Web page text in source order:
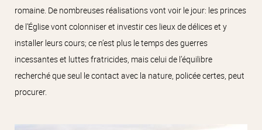
romaine. De nombreuses réalisations vont voir le jour: les princes
de l’Église vont colonniser et investir ces lieux de délices et y
installer leurs cours; ce n’est plus le temps des guerres
incessantes et luttes fratricides, mais celui de l’équilibre
recherché que seul le contact avec la nature, policée certes, peut
procurer.